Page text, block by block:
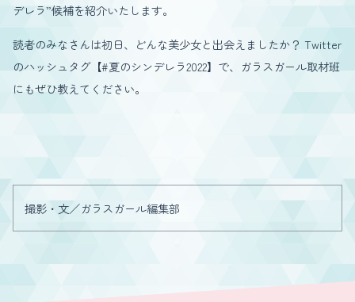
デレラ”候補を紹介いたします。
読者のみなさんは初日、どんな美少女と出会えましたか？ Twitter
のハッシュタグ【#夏のシンデレラ2022】で、ガラスガール取材班
にもぜひ教えてください。
撮影・文／ガラスガール編集部